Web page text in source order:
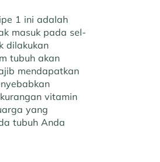
1 ini adalah
masuk pada sel-
dilakukan
tubuh akan
mendapatkan
vitamin
yang
tubuh Anda